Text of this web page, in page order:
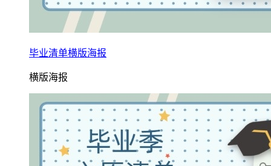
毕业清单横版海报
横版海报